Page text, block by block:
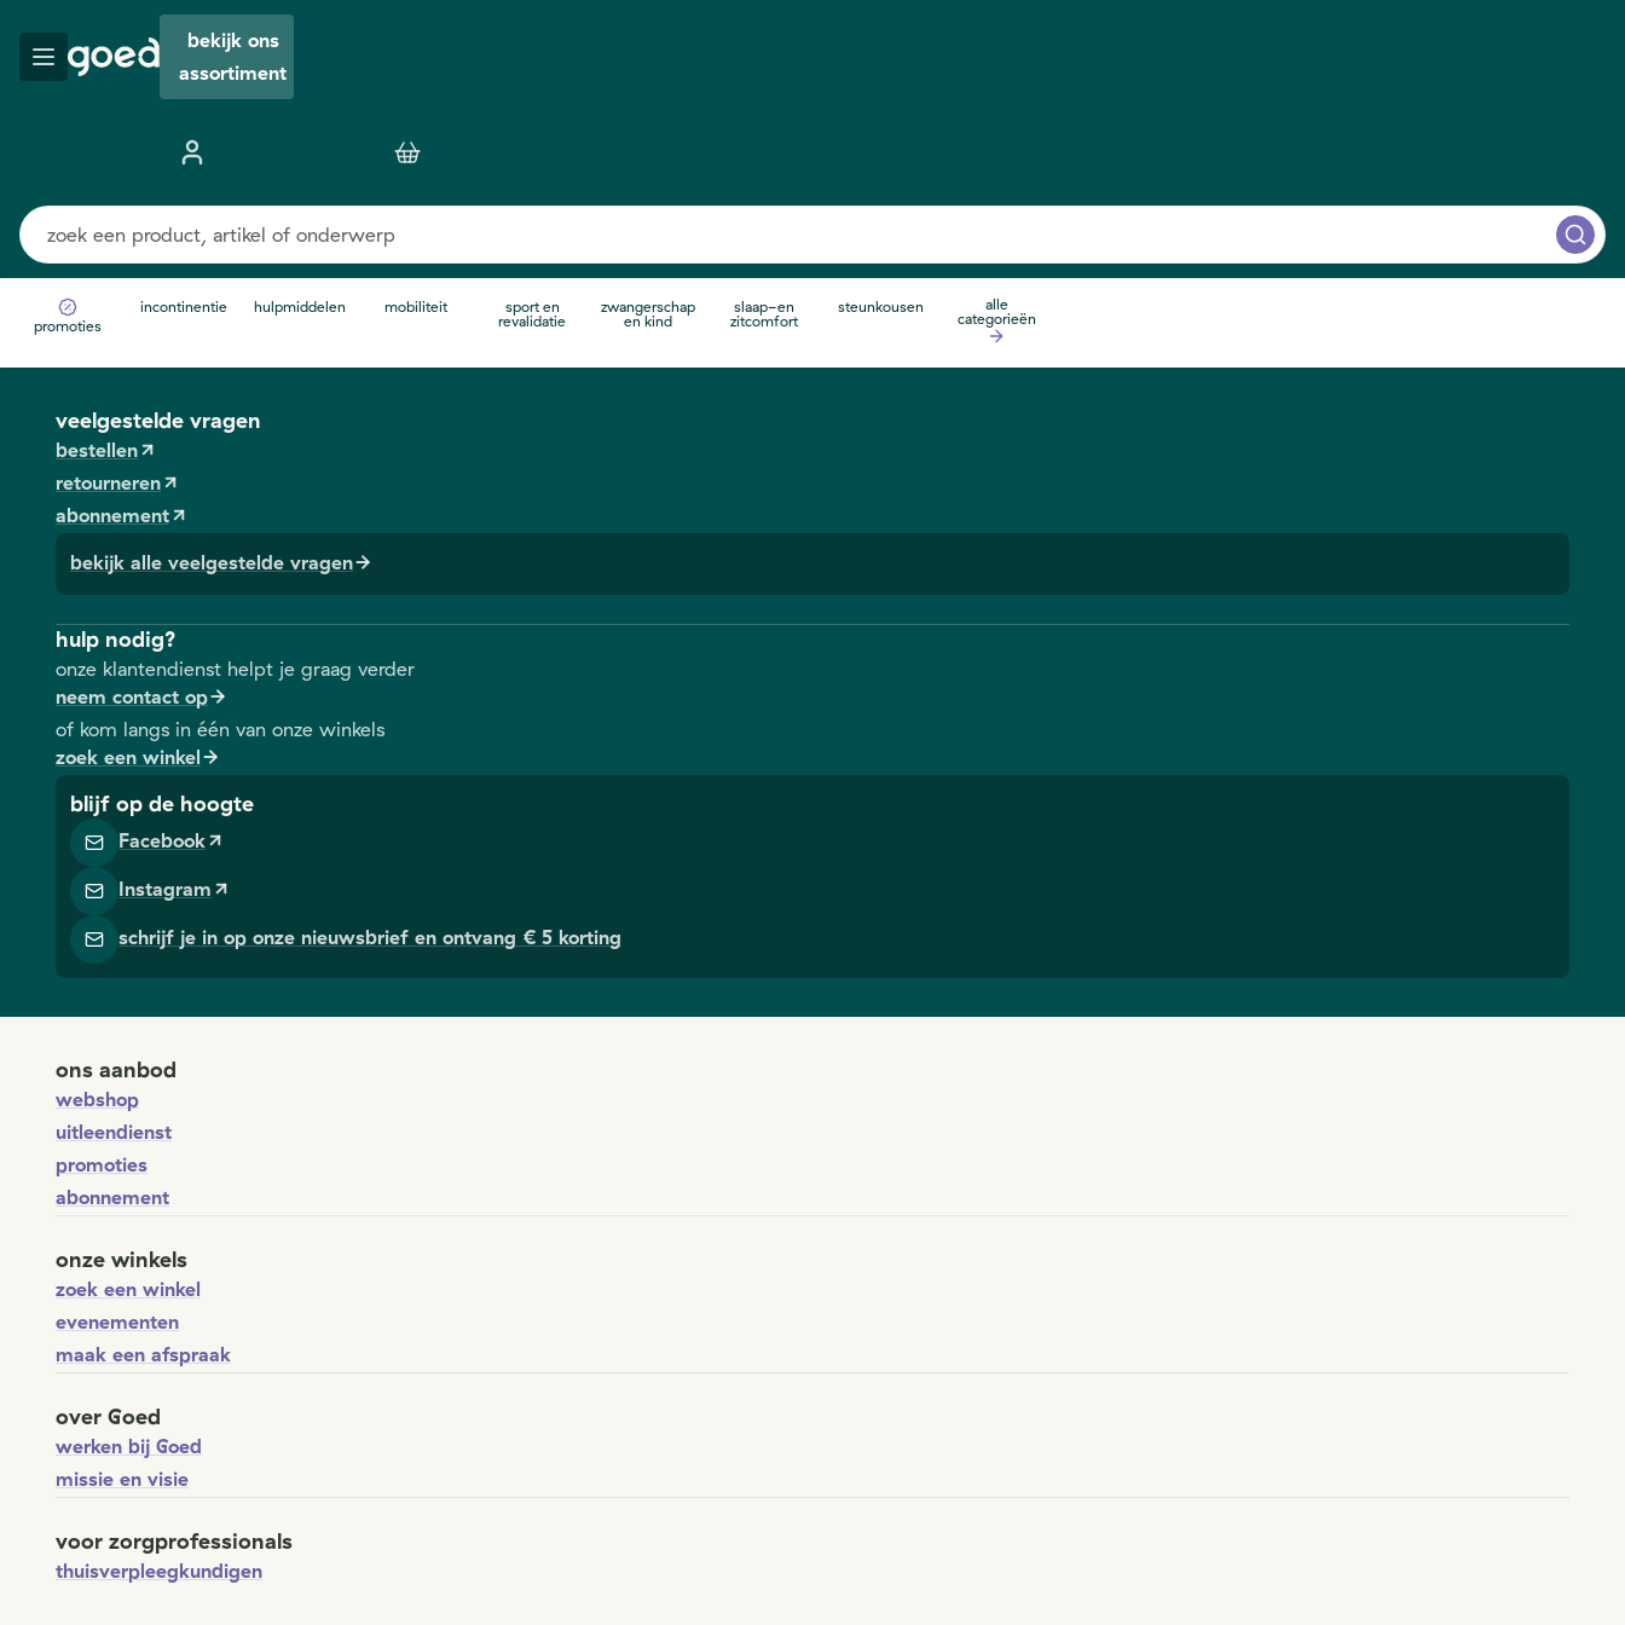
bekijk ons
assortiment
promoties
incontinentie hulpmiddelen mobiliteit
sport en
revalidatie
zwangerschap
en kind
slaap-en
zitcomfort
steunkousen
alle
categorieën
veelgestelde vragen
bestellen
retourneren
abonnement
bekijk alle veelgestelde vragen
hulp nodig?
onze klantendienst helpt je graag verder
neem contact op
of kom langs in één van onze winkels
zoek een winkel
blijf op de hoogte
Facebook
Instagram
schrijf je in op onze nieuwsbrief en ontvang € 5 korting
ons aanbod
webshop
uitleendienst
promoties
abonnement
onze winkels
zoek een winkel
evenementen
maak een afspraak
over Goed
werken bij Goed
missie en visie
voor zorgprofessionals
thuisverpleegkundigen